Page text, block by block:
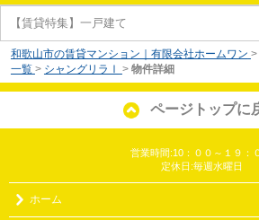
【賃貸特集】一戸建て
和歌山市の賃貸マンション｜有限会社ホームワン >
一覧 > シャングリラⅠ > 物件詳細
ページトップに
営業時間:10：００～１９：
定休日:毎週水曜日
ホーム